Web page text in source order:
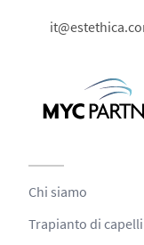
Chi siamo
Trapianto di capelli